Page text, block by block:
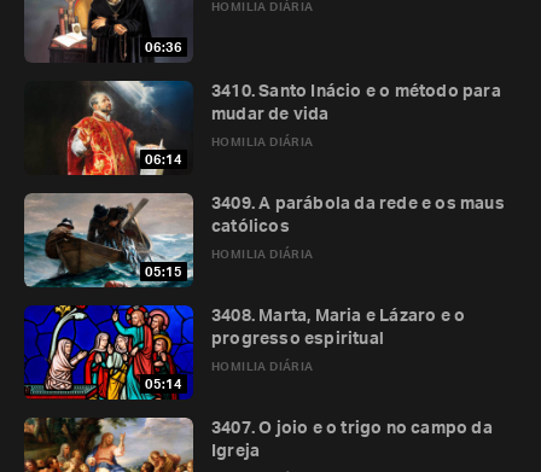
06:36
HOMILIA DIÁRIA
06:14
HOMILIA DIÁRIA
3410. Santo Inácio e o método para
mudar de vida
05:15
HOMILIA DIÁRIA
3409. A parábola da rede e os maus
católicos
05:14
HOMILIA DIÁRIA
3408. Marta, Maria e Lázaro e o
progresso espiritual
3407. O joio e o trigo no campo da
Igreja